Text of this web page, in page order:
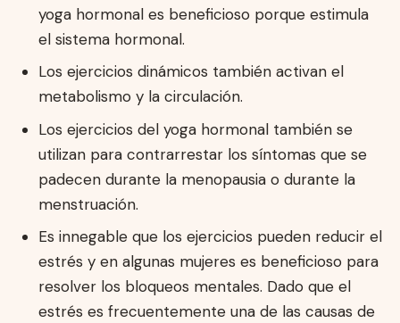
yoga hormonal es beneficioso porque estimula
el sistema hormonal.
Los ejercicios dinámicos también activan el
metabolismo y la circulación.
Los ejercicios del yoga hormonal también se
utilizan para contrarrestar los síntomas que se
padecen durante la menopausia o durante la
menstruación.
Es innegable que los ejercicios pueden reducir el
estrés y en algunas mujeres es beneficioso para
resolver los bloqueos mentales. Dado que el
estrés es frecuentemente una de las causas de